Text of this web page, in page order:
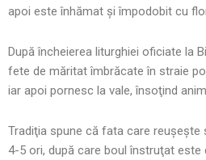
apoi este înhămat şi împodobit cu
După încheierea liturghiei oficiate la
fete de măritat îmbrăcate în straie
iar apoi pornesc la vale, însoţind
Tradiţia spune că fata care reuşeşte
4-5 ori, după care boul înstruţat este